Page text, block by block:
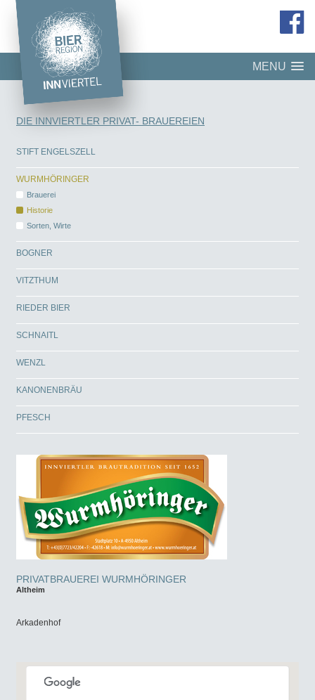
MENU
DIE INNVIERTLER PRIVAT- BRAUEREIEN
STIFT ENGELSZELL
WURMHÖRINGER
Brauerei
Historie
Sorten, Wirte
BOGNER
VITZTHUM
RIEDER BIER
SCHNAITL
WENZL
KANONENBRÄU
PFESCH
PRIVATBRAUEREI WURMHÖRINGER
Altheim
Arkadenhof